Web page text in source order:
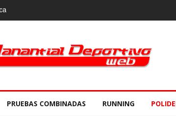
Calvario Race 2018, 10 de noviembre
PRUEBAS COMBINADAS RUNNING